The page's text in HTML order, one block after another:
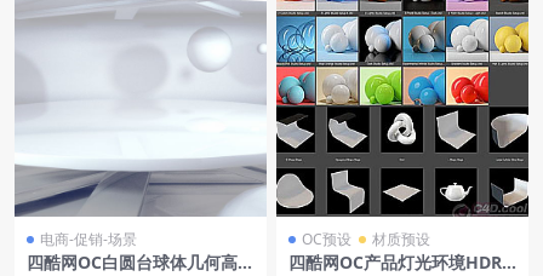
电商-促销-场景
四酷网OC白圆台球体几何高科
OC预设 材质预设
四酷网OC产品灯光环境HDR